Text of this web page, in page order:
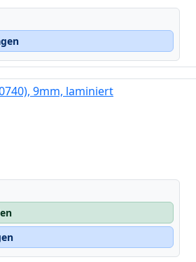
9mm, laminiert